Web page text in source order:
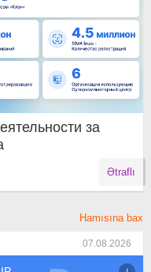
за
Ətraflı
Hamısına bax
07.08.2026